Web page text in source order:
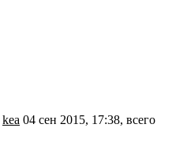
kea 04 сен 2015, 17:38, всего